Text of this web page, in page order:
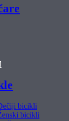
bicikli
bicikli